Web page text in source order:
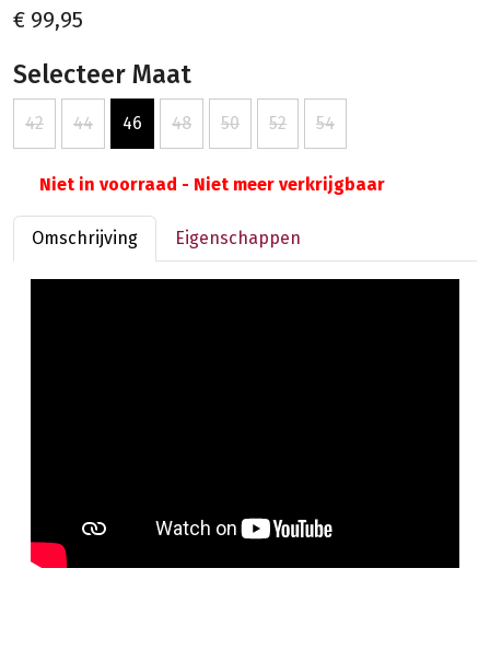
€ 99,95
Selecteer Maat
42 44 46 48 50 52 54
Niet in voorraad - Niet meer verkrijgbaar
Omschrijving Eigenschappen